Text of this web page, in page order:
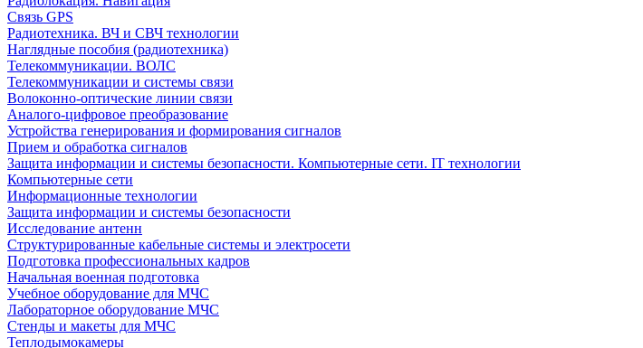
Связь GPS
Радиотехника. ВЧ и СВЧ технологии
Наглядные пособия (радиотехника)
Телекоммуникации. ВОЛС
Телекоммуникации и системы связи
Волоконно-оптические линии связи
Аналого-цифровое преобразование
Устройства генерирования и формирования сигналов
Прием и обработка сигналов
Защита информации и системы безопасности. Компьютерные сети. IT технологии
Компьютерные сети
Информационные технологии
Защита информации и системы безопасности
Исследование антенн
Структурированные кабельные системы и электросети
Подготовка профессиональных кадров
Начальная военная подготовка
Учебное оборудование для МЧС
Лабораторное оборудование МЧС
Стенды и макеты для МЧС
Теплодымокамеры